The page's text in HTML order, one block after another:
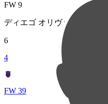
FW 9
ディエゴ オリヴェイラ
6
4
FW 39